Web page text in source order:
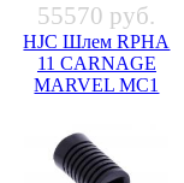
55570 руб.
HJC Шлем RPHA
11 CARNAGE
MARVEL MC1